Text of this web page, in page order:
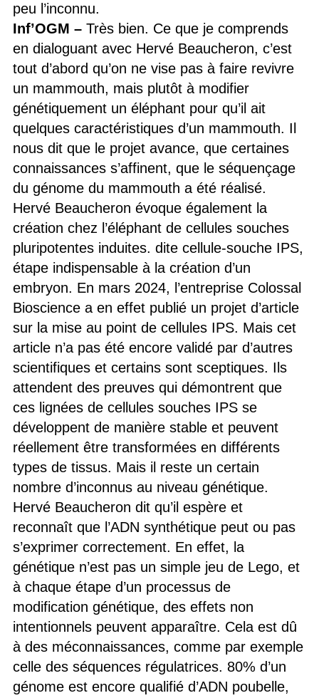
peu l’inconnu.
Inf’OGM –Très bien. Ce que je comprends
en dialoguant avec Hervé Beaucheron, c’est
tout d’abord qu’on ne vise pas à faire revivre
un mammouth, mais plutôt à modifier
génétiquement un éléphant pour qu’il ait
quelques caractéristiques d’un mammouth. Il
nous dit que le projet avance, que certaines
connaissances s’affinent, que le séquençage
du génome du mammouth a été réalisé.
Hervé Beaucheron évoque également la
création chez l’éléphant de cellules souches
pluripotentes induites. dite cellule-souche IPS,
étape indispensable à la création d’un
embryon. En mars 2024, l’entreprise Colossal
Bioscience a en effet publié un projet d’article
sur la mise au point de cellules IPS. Mais cet
article n’a pas été encore validé par d’autres
scientifiques et certains sont sceptiques. Ils
attendent des preuves qui démontrent que
ces lignées de cellules souches IPS se
développent de manière stable et peuvent
réellement être transformées en différents
types de tissus. Mais il reste un certain
nombre d’inconnus au niveau génétique.
Hervé Beaucheron dit qu’il espère et
reconnaît que l’ADN synthétique peut ou pas
s’exprimer correctement. En effet, la
génétique n’est pas un simple jeu de Lego, et
à chaque étape d’un processus de
modification génétique, des effets non
intentionnels peuvent apparaître. Cela est dû
à des méconnaissances, comme par exemple
celle des séquences régulatrices. 80% d’un
génome est encore qualifié d’ADN poubelle,